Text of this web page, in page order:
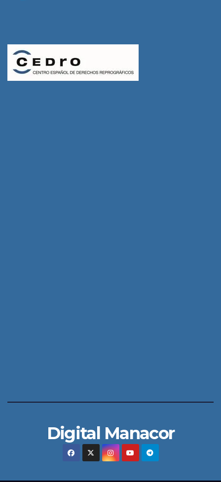
Digital Manacor